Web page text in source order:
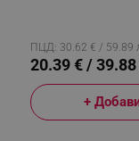
От Неръждаема
Черен
ПЦД: 30.62 € / 59.89
20.39 € / 39.88
+